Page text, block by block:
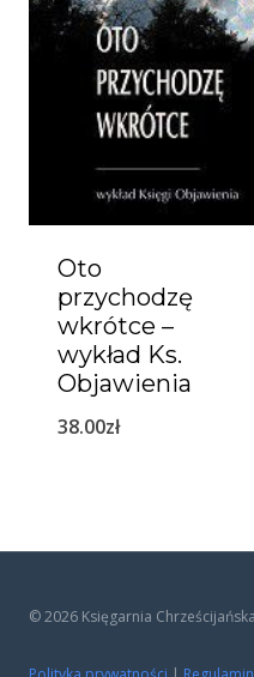
Oto
przychodzę
wkrótce –
wykład Ks.
Objawienia
38.00zł
© 2026 Księgarnia